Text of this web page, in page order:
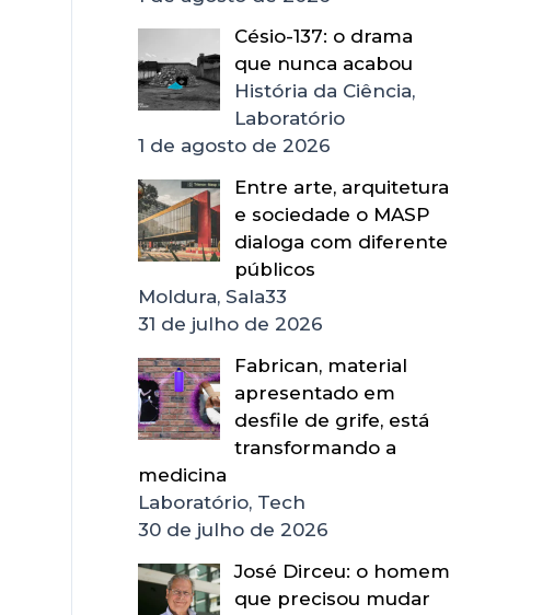
Césio-137: o drama
que nunca acabou
História da Ciência,
Laboratório
1 de agosto de 2026
Entre arte, arquitetura
e sociedade o MASP
dialoga com diferente
públicos
Moldura, Sala33
31 de julho de 2026
Fabrican, material
apresentado em
desfile de grife, está
transformando a
medicina
Laboratório, Tech
30 de julho de 2026
José Dirceu: o homem
que precisou mudar